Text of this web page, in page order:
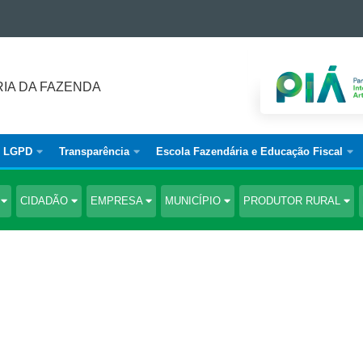
DA FAZENDA
LGPD Transparência Escola Fazendária e Educação Fiscal
CIDADÃO EMPRESA MUNICÍPIO PRODUTOR RURAL